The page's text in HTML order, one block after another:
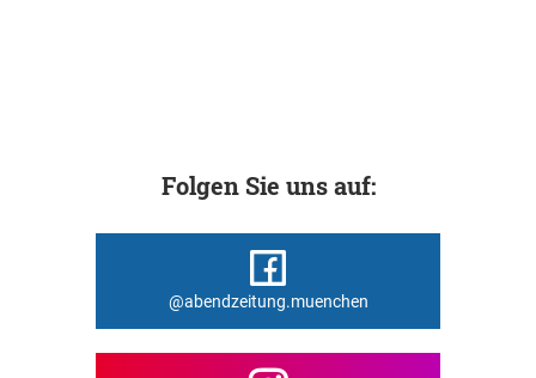
Folgen Sie uns auf:
@abendzeitung.muenchen